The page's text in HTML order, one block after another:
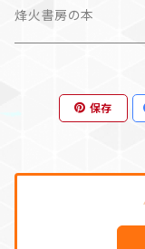
カレンダー
作品集＋エッセイ
作品のみ
烽火書房の本
保存